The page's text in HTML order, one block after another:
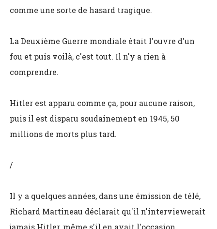
comme une sorte de hasard tragique.
La Deuxième Guerre mondiale était l'ouvre d'un
fou et puis voilà, c'est tout. Il n'y a rien à
comprendre.
Hitler est apparu comme ça, pour aucune raison,
puis il est disparu soudainement en 1945, 50
millions de morts plus tard.
/
Il y a quelques années, dans une émission de télé,
Richard Martineau déclarait qu'il n'interviewerait
jamais Hitler, même s'il en avait l'occasion.